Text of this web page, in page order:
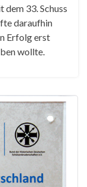
33. Schuss
daraufhin
Erfolg erst
wollte.